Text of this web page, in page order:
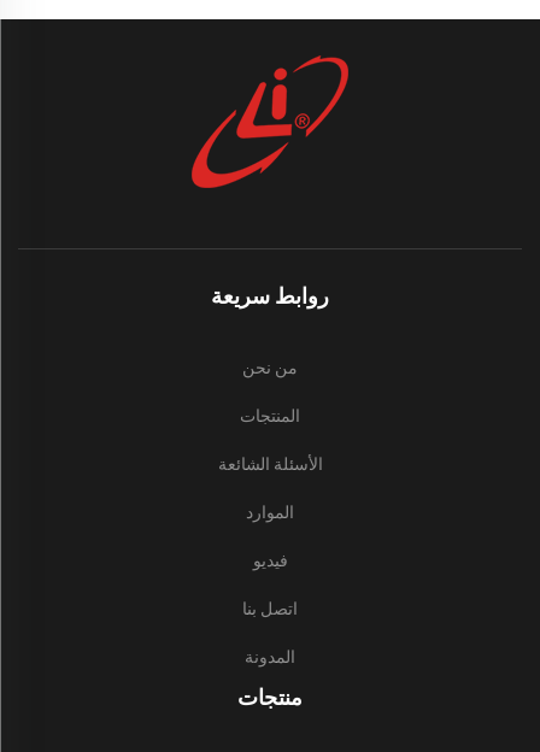
روابط سريعة
من نحن
المنتجات
الأسئلة الشائعة
الموارد
فيديو
اتصل بنا
المدونة
منتجات